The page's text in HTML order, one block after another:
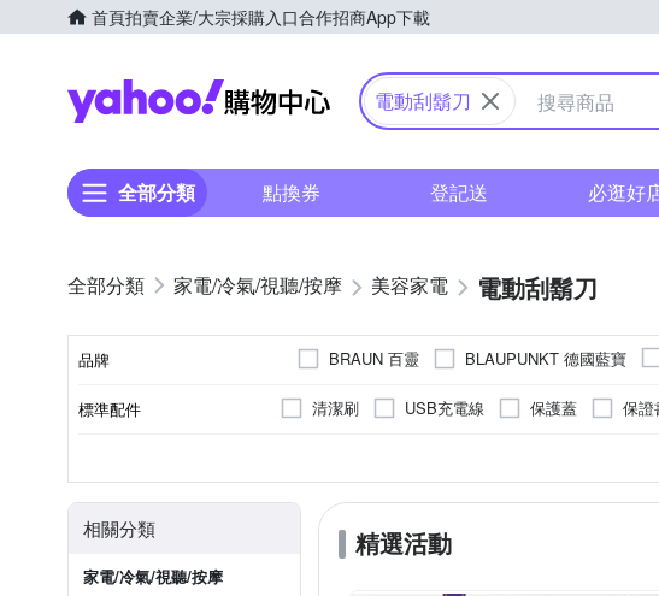
首頁拍賣企業/大宗採購入口合作招商App下載
Yahoo購物中心
電動刮鬍刀
全部分類 點換券 登記送 必逛好
家電/冷氣/視聽/按摩 美容家電 電動刮鬍刀
品牌 BRAUN 百靈 BLAUPUNKT 德國藍寶
SKYWORTH 創維
Xiaomi 小米 其
標準配件 清潔刷 USB充電線 保護蓋 保證
相關分類
家電/冷氣/視聽/按摩
精選活動